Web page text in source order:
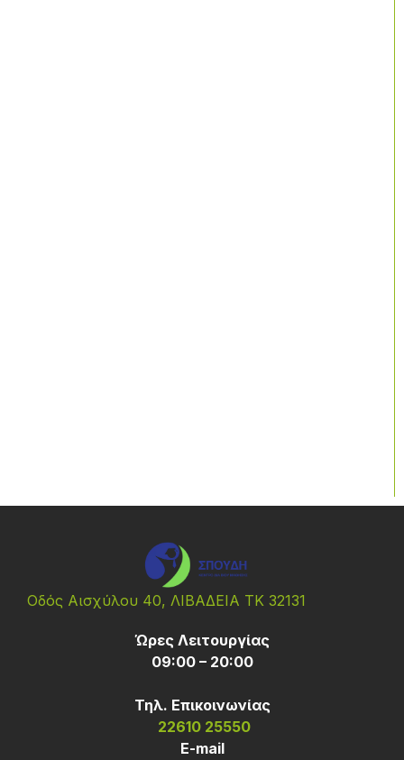
Οδός Αισχύλου 40, ΛΙΒΑΔΕΙΑ ΤΚ 32131
Ώρες Λειτουργίας
09:00 – 20:00
Τηλ. Επικοινωνίας
22610 25550
Ε-mail